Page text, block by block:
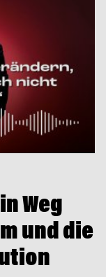
Weg
und die